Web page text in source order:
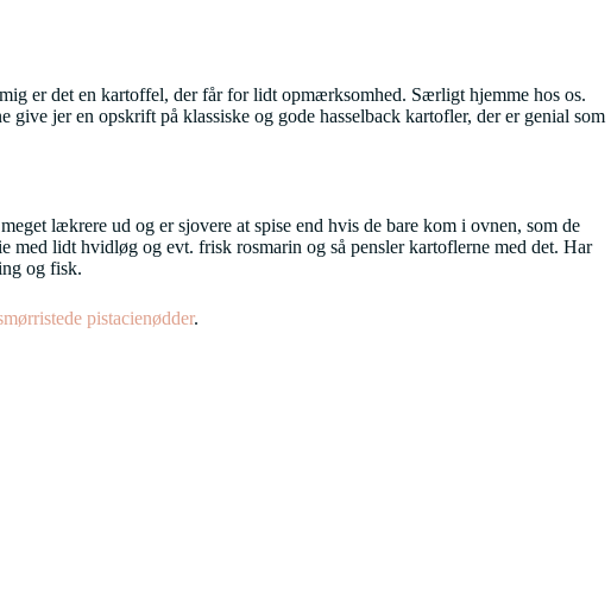
er det en kartoffel, der får for lidt opmærksomhed. Særligt hjemme hos os.
jer en opskrift på klassiske og gode hasselback kartofler, der er genial som
lækrere ud og er sjovere at spise end hvis de bare kom i ovnen, som de
med lidt hvidløg og evt. frisk rosmarin og så pensler kartoflerne med det. Har
og fisk.
pistacienødder.